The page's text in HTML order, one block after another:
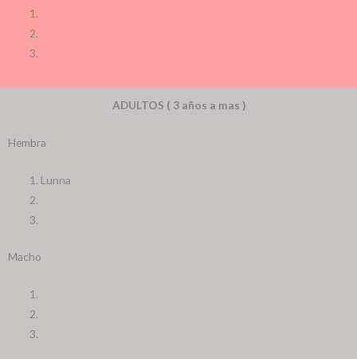
ADULTOS ( 3 años a mas )
Hembra
Lunna
Macho